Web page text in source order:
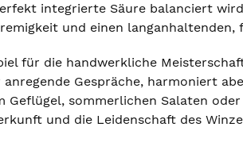
integrierte Säure balanciert
und einen
für die handwerkliche
Gespräche, harmoniert
Geflügel, sommerlichen Salaten
und die Leidenschaft des